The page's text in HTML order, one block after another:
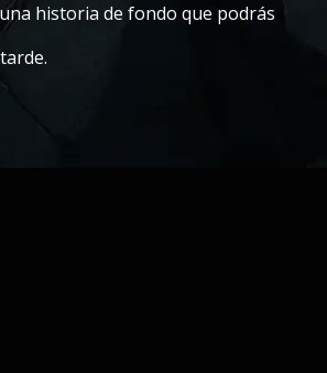
historia de fondo que podrás